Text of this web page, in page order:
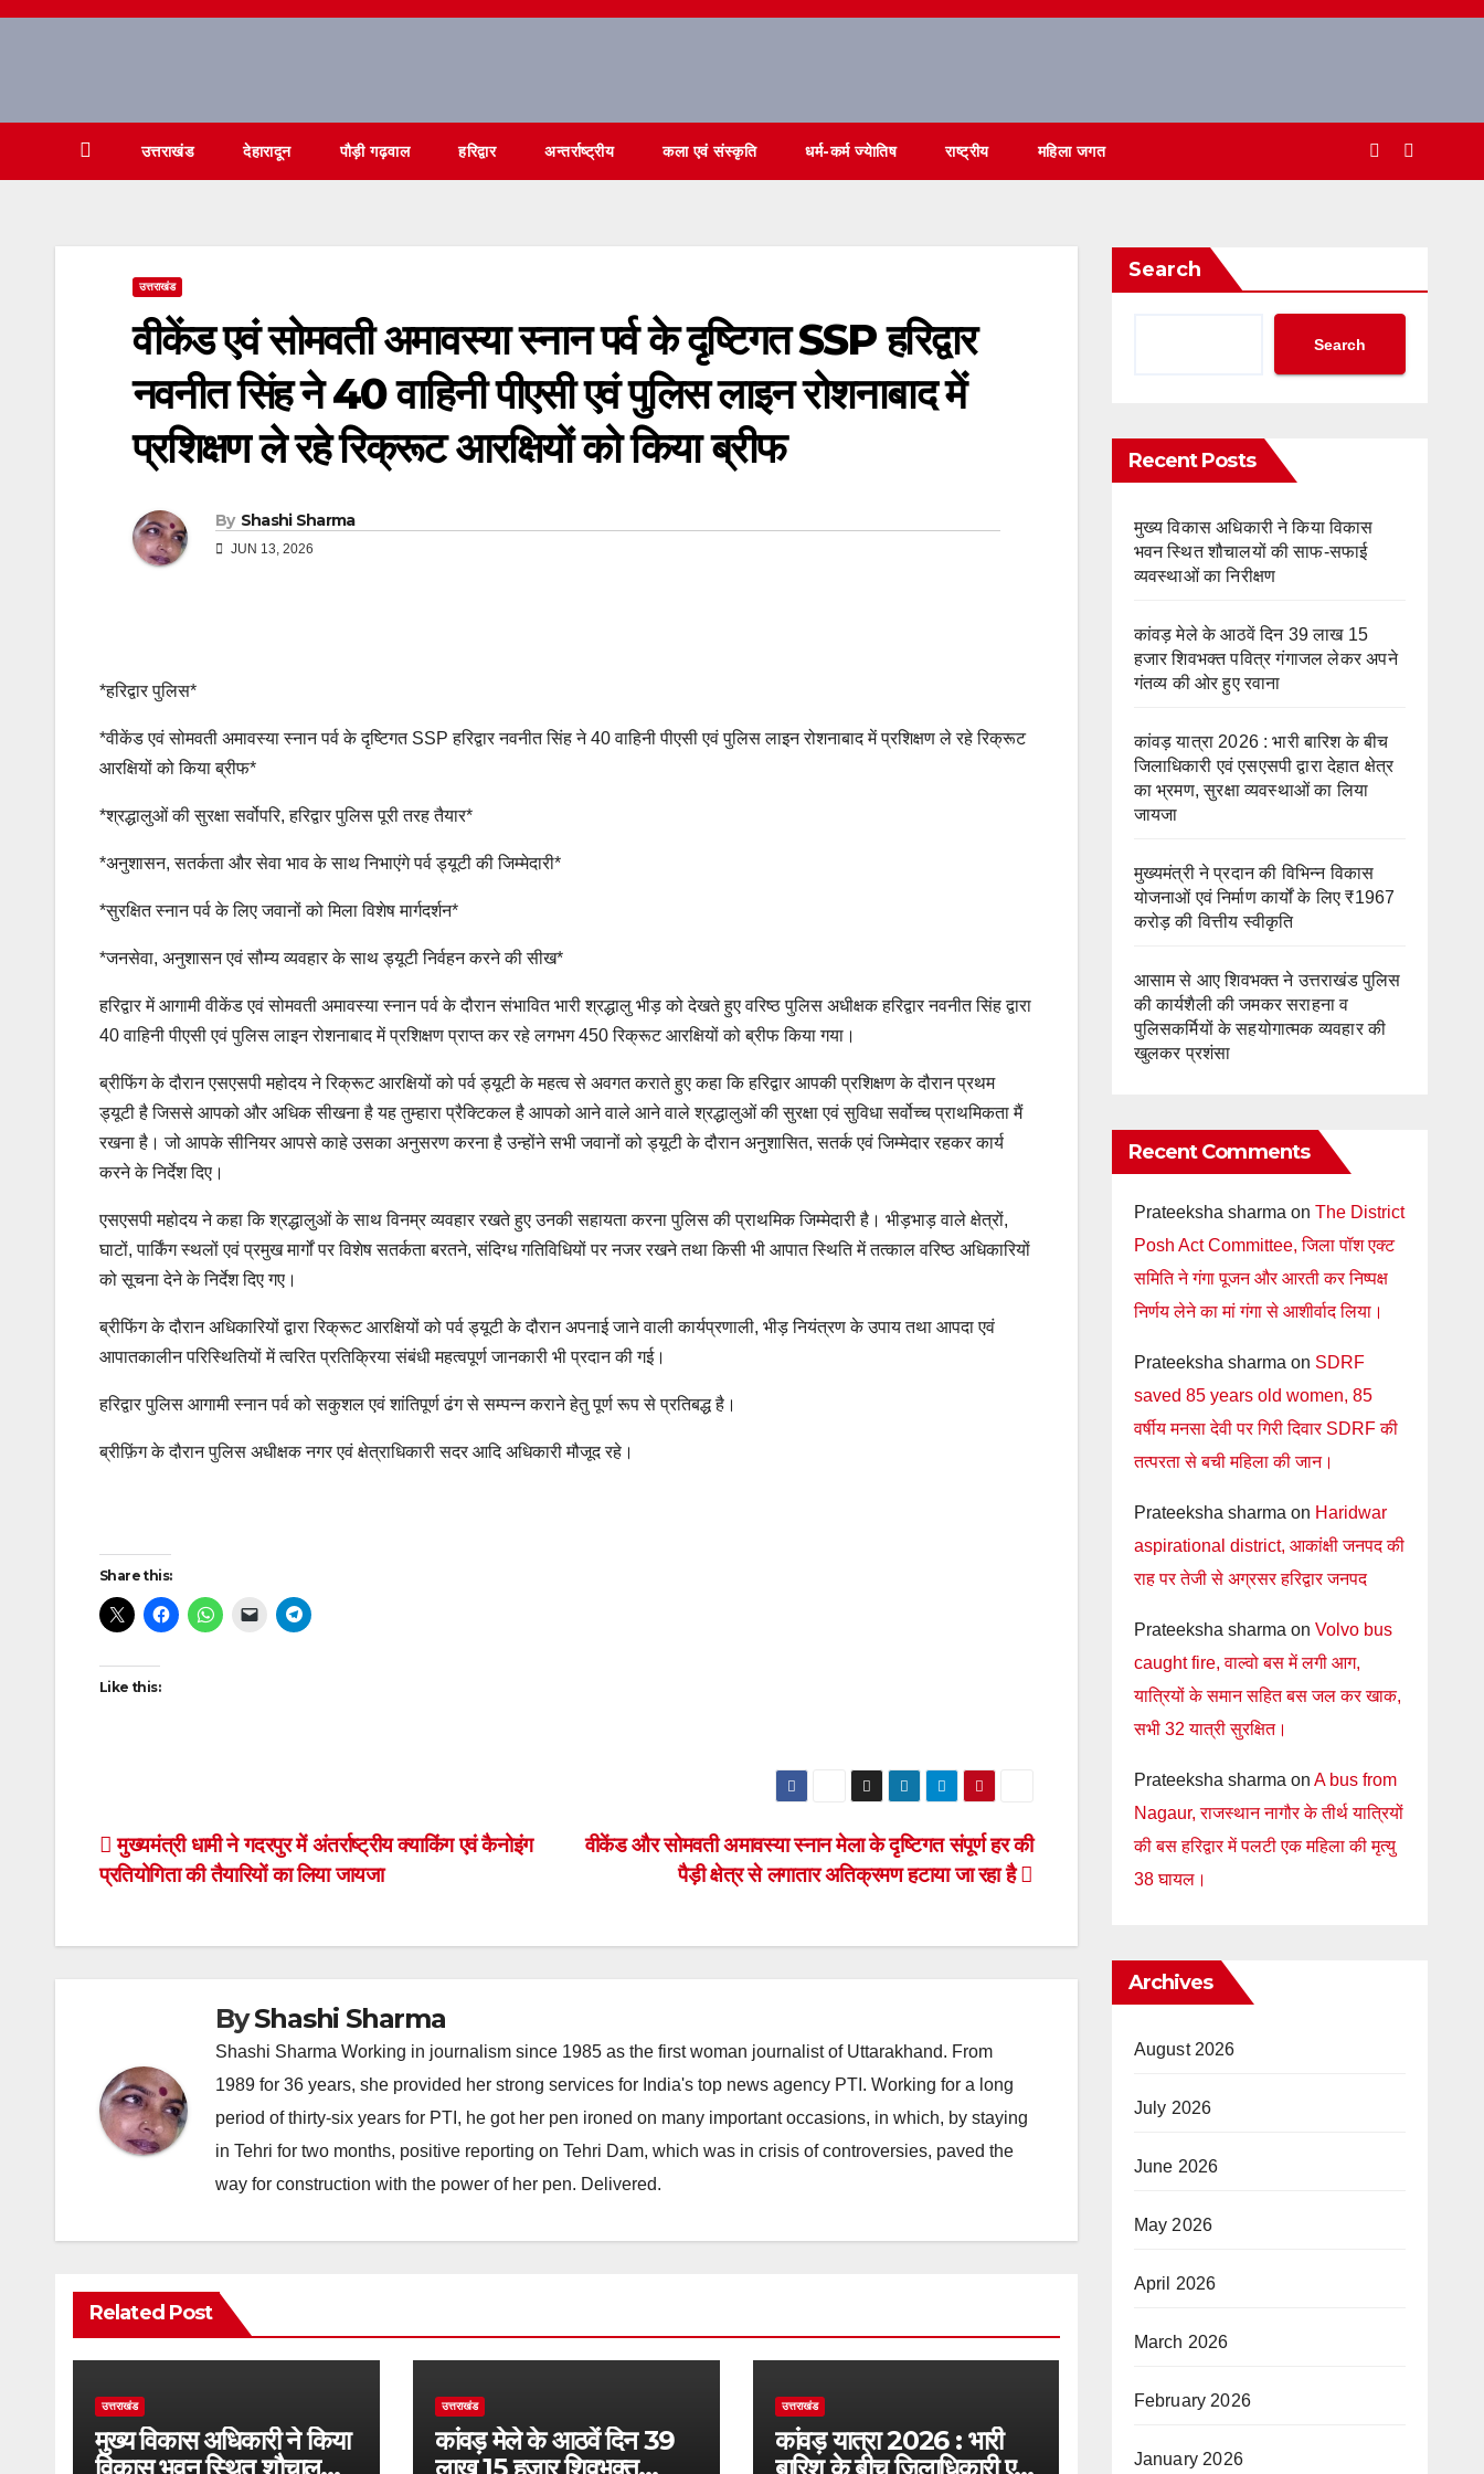
Skip
उत्तराखंड देहारादून पौड़ी गढ़वाल हरिद्वार अन्तर्राष्ट्रीय कला एवं संस्कृति धर्म-कर्म ज्येातिष राष्ट्रीय महिला जगत
उत्तराखंड
वीकेंड एवं सोमवती अमावस्या स्नान पर्व के दृष्टिगत SSP हरिद्वार
नवनीत सिंह ने 40 वाहिनी पीएसी एवं पुलिस लाइन रोशनाबाद में
प्रशिक्षण ले रहे रिक्रूट आरक्षियों को किया ब्रीफ
By Shashi Sharma
JUN 13, 2026
*हरिद्वार पुलिस*
*वीकेंड एवं सोमवती अमावस्या स्नान पर्व के दृष्टिगत SSP हरिद्वार नवनीत सिंह ने 40 वाहिनी पीएसी एवं पुलिस लाइन रोशनाबाद में प्रशिक्षण ले रहे रिक्रूट
आरक्षियों को किया ब्रीफ*
*श्रद्धालुओं की सुरक्षा सर्वोपरि, हरिद्वार पुलिस पूरी तरह तैयार*
*अनुशासन, सतर्कता और सेवा भाव के साथ निभाएंगे पर्व ड्यूटी की जिम्मेदारी*
*सुरक्षित स्नान पर्व के लिए जवानों को मिला विशेष मार्गदर्शन*
*जनसेवा, अनुशासन एवं सौम्य व्यवहार के साथ ड्यूटी निर्वहन करने की सीख*
हरिद्वार में आगामी वीकेंड एवं सोमवती अमावस्या स्नान पर्व के दौरान संभावित भारी श्रद्धालु भीड़ को देखते हुए वरिष्ठ पुलिस अधीक्षक हरिद्वार नवनीत सिंह द्वारा
40 वाहिनी पीएसी एवं पुलिस लाइन रोशनाबाद में प्रशिक्षण प्राप्त कर रहे लगभग 450 रिक्रूट आरक्षियों को ब्रीफ किया गया।
ब्रीफिंग के दौरान एसएसपी महोदय ने रिक्रूट आरक्षियों को पर्व ड्यूटी के महत्व से अवगत कराते हुए कहा कि हरिद्वार आपकी प्रशिक्षण के दौरान प्रथम
ड्यूटी है जिससे आपको और अधिक सीखना है यह तुम्हारा प्रैक्टिकल है आपको आने वाले आने वाले श्रद्धालुओं की सुरक्षा एवं सुविधा सर्वोच्च प्राथमिकता मैं
रखना है। जो आपके सीनियर आपसे काहे उसका अनुसरण करना है उन्होंने सभी जवानों को ड्यूटी के दौरान अनुशासित, सतर्क एवं जिम्मेदार रहकर कार्य
करने के निर्देश दिए।
एसएसपी महोदय ने कहा कि श्रद्धालुओं के साथ विनम्र व्यवहार रखते हुए उनकी सहायता करना पुलिस की प्राथमिक जिम्मेदारी है। भीड़भाड़ वाले क्षेत्रों,
घाटों, पार्किंग स्थलों एवं प्रमुख मार्गों पर विशेष सतर्कता बरतने, संदिग्ध गतिविधियों पर नजर रखने तथा किसी भी आपात स्थिति में तत्काल वरिष्ठ अधिकारियों
को सूचना देने के निर्देश दिए गए।
ब्रीफिंग के दौरान अधिकारियों द्वारा रिक्रूट आरक्षियों को पर्व ड्यूटी के दौरान अपनाई जाने वाली कार्यप्रणाली, भीड़ नियंत्रण के उपाय तथा आपदा एवं
आपातकालीन परिस्थितियों में त्वरित प्रतिक्रिया संबंधी महत्वपूर्ण जानकारी भी प्रदान की गई।
हरिद्वार पुलिस आगामी स्नान पर्व को सकुशल एवं शांतिपूर्ण ढंग से सम्पन्न कराने हेतु पूर्ण रूप से प्रतिबद्ध है।
ब्रीफ़िंग के दौरान पुलिस अधीक्षक नगर एवं क्षेत्राधिकारी सदर आदि अधिकारी मौजूद रहे।
Post
navigation
Share this:
Like this:
Post
navigation
वीकेंड और सोमवती अमावस्या स्नान मेला के दृष्टिगत संपूर्ण हर की
पैड़ी क्षेत्र से लगातार अतिक्रमण हटाया जा रहा है
मुख्यमंत्री धामी ने गदरपुर में अंतर्राष्ट्रीय क्याकिंग एवं कैनोइंग
प्रतियोगिता की तैयारियों का लिया जायजा
ByShashi Sharma
Shashi Sharma Working in journalism since 1985 as the first woman journalist of Uttarakhand. From
1989 for 36 years, she provided her strong services for India's top news agency PTI. Working for a long
period of thirty-six years for PTI, he got her pen ironed on many important occasions, in which, by staying
in Tehri for two months, positive reporting on Tehri Dam, which was in crisis of controversies, paved the
way for construction with the power of her pen. Delivered.
Related Post
उत्तराखंड
मुख्य विकास अधिकारी ने किया
उत्तराखंड
कांवड़ मेले के आठवें दिन 39
उत्तराखंड
कांवड़ यात्रा 2026 : भारी
Search
Search
Recent Posts
मुख्य विकास अधिकारी ने किया विकास
भवन स्थित शौचालयों की साफ-सफाई
व्यवस्थाओं का निरीक्षण
कांवड़ मेले के आठवें दिन 39 लाख 15
हजार शिवभक्त पवित्र गंगाजल लेकर अपने
गंतव्य की ओर हुए रवाना
कांवड़ यात्रा 2026 : भारी बारिश के बीच
जिलाधिकारी एवं एसएसपी द्वारा देहात क्षेत्र
का भ्रमण, सुरक्षा व्यवस्थाओं का लिया
जायजा
मुख्यमंत्री ने प्रदान की विभिन्न विकास
योजनाओं एवं निर्माण कार्यों के लिए ₹1967
करोड़ की वित्तीय स्वीकृति
आसाम से आए शिवभक्त ने उत्तराखंड पुलिस
की कार्यशैली की जमकर सराहना व
पुलिसकर्मियों के सहयोगात्मक व्यवहार की
खुलकर प्रशंसा
Recent Comments
Prateeksha sharma on The District
Posh Act Committee, जिला पॉश एक्ट
समिति ने गंगा पूजन और आरती कर निष्पक्ष
निर्णय लेने का मां गंगा से आशीर्वाद लिया।
Prateeksha sharma on SDRF
saved 85 years old women, 85
वर्षीय मनसा देवी पर गिरी दिवार SDRF की
तत्परता से बची महिला की जान।
Prateeksha sharma on Haridwar
aspirational district, आकांक्षी जनपद की
राह पर तेजी से अग्रसर हरिद्वार जनपद
Prateeksha sharma on Volvo bus
caught fire, वाल्वो बस में लगी आग,
यात्रियों के समान सहित बस जल कर खाक,
सभी 32 यात्री सुरक्षित।
Prateeksha sharma on A bus from
Nagaur, राजस्थान नागौर के तीर्थ यात्रियों
की बस हरिद्वार में पलटी एक महिला की मृत्यु
38 घायल।
Archives
August 2026
July 2026
June 2026
May 2026
April 2026
March 2026
February 2026
January 2026